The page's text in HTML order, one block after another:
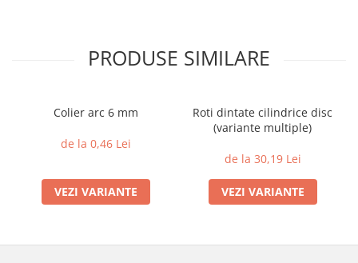
PRODUSE SIMILARE
Colier arc 6 mm
de la 0,46 Lei
VEZI VARIANTE
Roti dintate cilindrice disc
(variante multiple)
de la 30,19 Lei
VEZI VARIANTE